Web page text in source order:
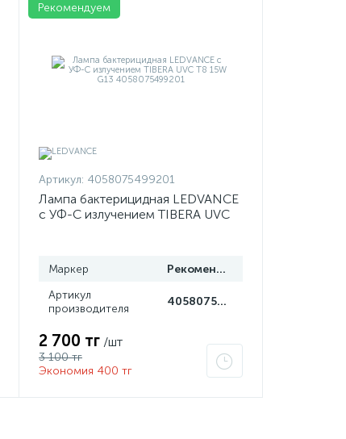
Рекомендуем
Артикул: 4058075499201
Лампа бактерицидная LEDVANCE
с УФ-С излучением TIBERA UVC
Маркер
Рекомендуем
Артикул
производителя
4058075499201
2 700 тг /шт
3 100 тг
Экономия 400 тг